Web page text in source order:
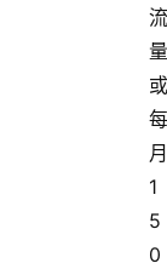
流
量
或
每
月
1
5
0